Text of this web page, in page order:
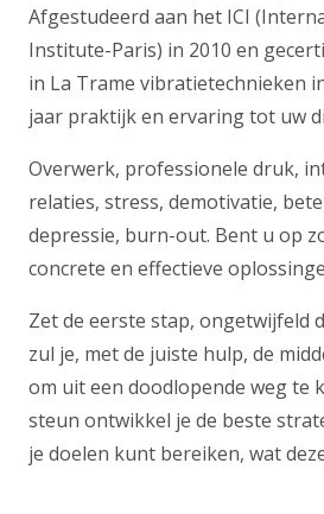
Afgestudeerd aan het ICI
Institute-Paris) in 2010 en
in La Trame vibratietechnieken
jaar praktijk en ervaring tot uw
Overwerk, professionele druk,
relaties, stress, demotivatie,
depressie, burn-out. Bent u op
concrete en effectieve
Zet de eerste stap, ongetwijfeld
zul je, met de juiste hulp, de
om uit een doodlopende weg te
steun ontwikkel je de beste
je doelen kunt bereiken, wat